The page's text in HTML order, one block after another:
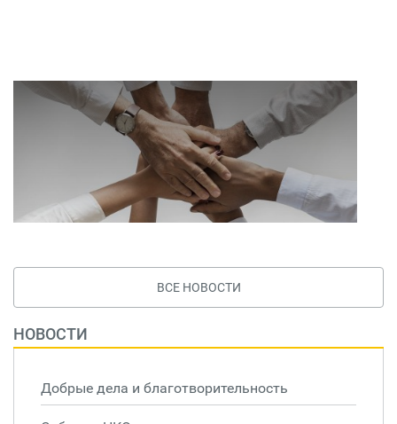
ВСЕ НОВОСТИ
НОВОСТИ
Добрые дела и благотворительность